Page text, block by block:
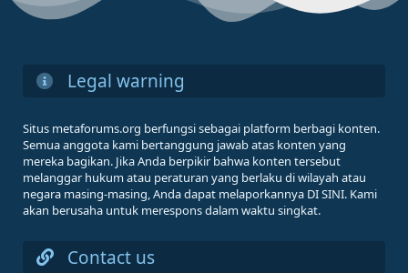
Legal warning
Situs metaforums.org berfungsi sebagai platform berbagi konten.
Semua anggota kami bertanggung jawab atas konten yang
mereka bagikan. Jika Anda berpikir bahwa konten tersebut
melanggar hukum atau peraturan yang berlaku di wilayah atau
negara masing-masing, Anda dapat melaporkannya DI SINI. Kami
akan berusaha untuk merespons dalam waktu singkat.
Contact us